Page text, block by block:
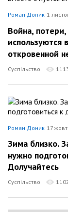
Роман Доник 1
Война,
используются
откровенной
Суспільство
Роман Доник 17
Зима близко.
нужно
Долучайтесь
Суспільство 1102